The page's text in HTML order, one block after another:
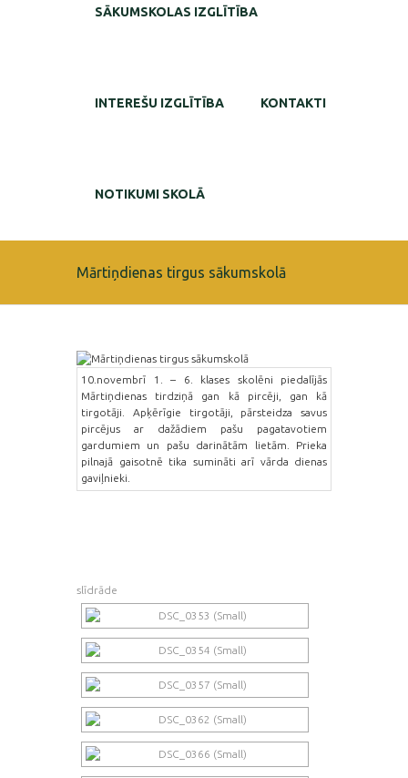
SĀKUMSKOLAS IZGLĪTĪBA
INTEREŠU IZGLĪTĪBA KONTAKTI
NOTIKUMI SKOLĀ
Mārtiņdienas tirgus sākumskolā
10.novembrī 1. – 6. klases skolēni piedalījās
Mārtiņdienas tirdziņā gan kā pircēji, gan kā
tirgotāji. Apķērīgie tirgotāji, pārsteidza savus
pircējus ar dažādiem pašu pagatavotiem
gardumiem un pašu darinātām lietām. Prieka
pilnajā gaisotnē tika sumināti arī vārda dienas
gaviļnieki.
slīdrāde